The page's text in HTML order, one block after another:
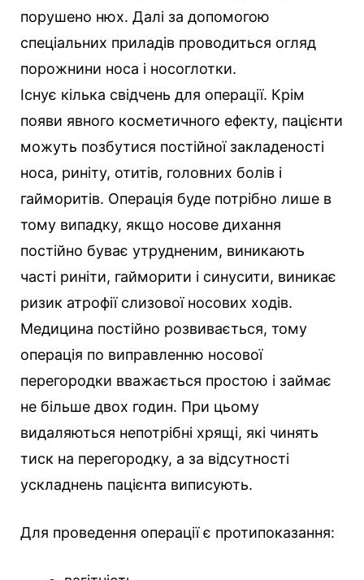
порушено нюх. Далі за допомогою
спеціальних приладів проводиться огляд
порожнини носа і носоглотки.
Існує кілька свідчень для операції. Крім
появи явного косметичного ефекту, пацієнти
можуть позбутися постійної закладеності
носа, риніту, отитів, головних болів і
гайморитів. Операція буде потрібно лише в
тому випадку, якщо носове дихання
постійно буває утрудненим, виникають
часті риніти, гайморити і синусити, виникає
ризик атрофії слизової носових ходів.
Медицина постійно розвивається, тому
операція по виправленню носової
перегородки вважається простою і займає
не більше двох годин. При цьому
видаляються непотрібні хрящі, які чинять
тиск на перегородку, а за відсутності
ускладнень пацієнта виписують.
Для проведення операції є протипоказання: